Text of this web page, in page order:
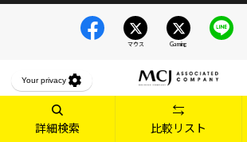
詳細検索 比較リスト
マウス Gaming